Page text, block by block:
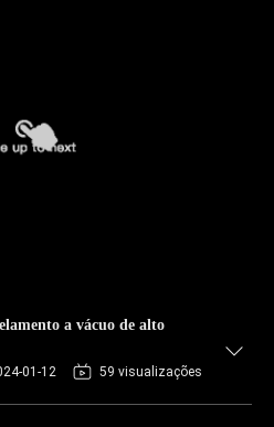
a vácuo de alto
01-12 59 visualizações